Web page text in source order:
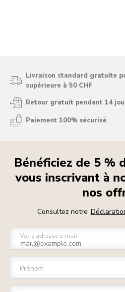
Livraison standard gratuite
supérieure à 50 CHF
Retour gratuit pendant 14
Paiement 100% sécurisé
Bénéficiez de 5 %
vous inscrivant à
nos
Consultez notre
Votre adresse e-mail
Prénom